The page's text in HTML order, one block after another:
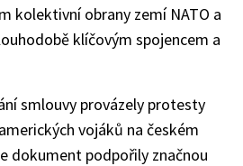
kolektivní obrany zemí NATO a
klíčovým spojencem a
smlouvy provázely protesty
vojáků na českém
dokument podpořily značnou